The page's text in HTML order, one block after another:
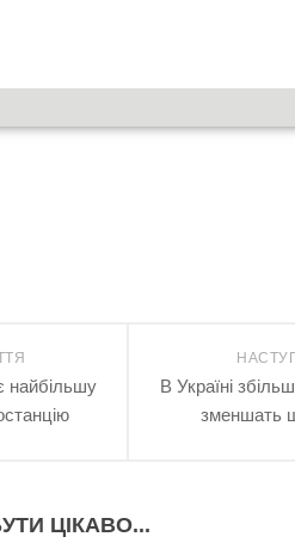
В Україні
зменшать
найбільшу
ЦІКАВО...